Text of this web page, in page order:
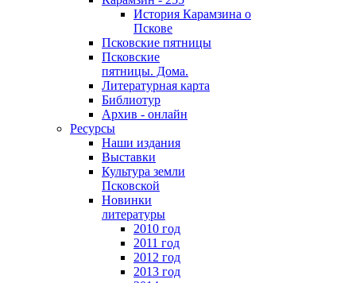
История Карамзина о
Пскове
Псковские пятницы
Псковские
пятницы. Дома.
Литературная карта
Библиотур
Архив - онлайн
Ресурсы
Наши издания
Выставки
Культура земли
Псковской
Новинки
литературы
2010 год
2011 год
2012 год
2013 год